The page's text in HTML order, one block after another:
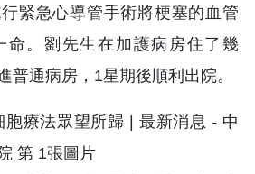
緊急心導管手術將梗塞的血管
命。劉先生在加護病房住了幾
普通病房，1星期後順利出院。